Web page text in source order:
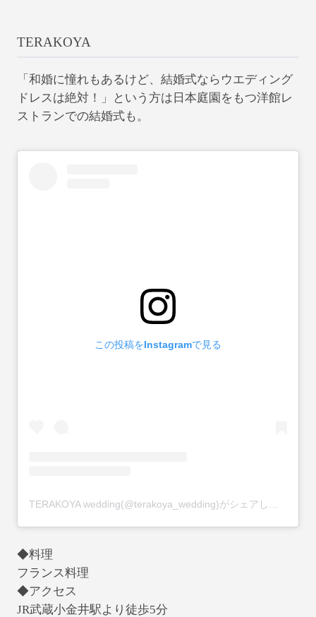
TERAKOYA
「和婚に憧れもあるけど、結婚式ならウエディング
ドレスは絶対！」という方は日本庭園をもつ洋館レ
ストランでの結婚式も。
この投稿をInstagramで見る
◆料理
フランス料理
◆アクセス
JR武蔵小金井駅より徒歩5分